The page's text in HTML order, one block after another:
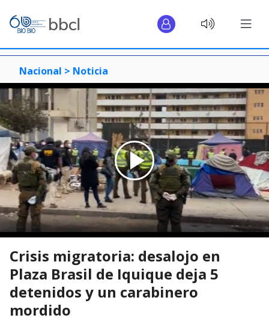
Nacional > Noticia
Crisis migratoria: desalojo en
Plaza Brasil de Iquique deja 5
detenidos y un carabinero
mordido